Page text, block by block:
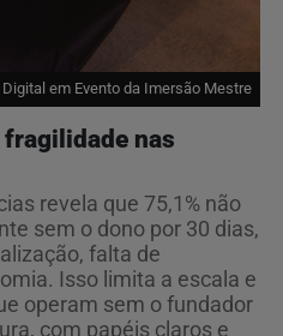
em Evento da Imersão Mestre
fragilidade nas
revela que 75,1% não
sem o dono por 30 dias,
falta de
Isso limita a escala e
operam sem o fundador
com papéis claros e